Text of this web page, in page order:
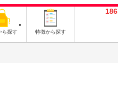
ら探す 特徴から探す